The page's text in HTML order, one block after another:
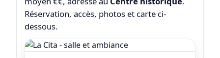
Réservation, accès, photos et carte ci-
dessous.